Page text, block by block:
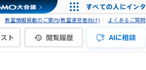
教室情報掲載のご案内(教室運営者向け) よくあるご質問
ト 閲覧履歴 AIに相談